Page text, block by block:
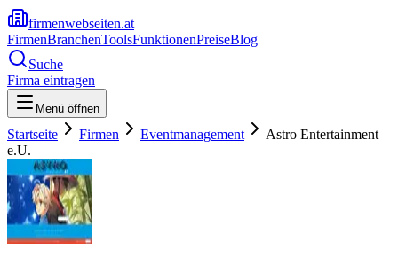
firmenwebseiten.at
FirmenBranchenToolsFunktionenPreiseBlog
Suche
Firma eintragen
Menü öffnen
Startseite Firmen Eventmanagement
Astro Entertainment
e.U.